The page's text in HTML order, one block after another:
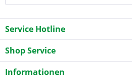
Service Hotline
Shop Service
Informationen